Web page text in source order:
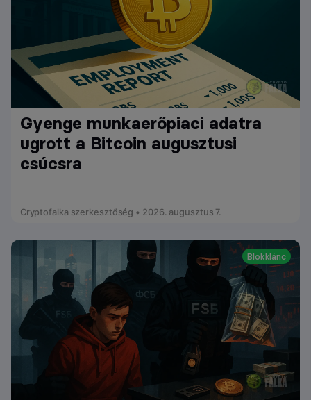
Gyenge munkaerőpiaci adatra
ugrott a Bitcoin augusztusi
csúcsra
Cryptofalka szerkesztőség • 2026. augusztus 7.
Blokklánc